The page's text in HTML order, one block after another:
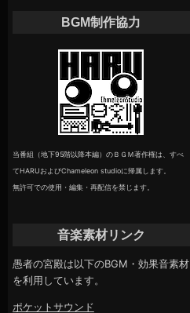
BGM制作協力
当番組（地下95階以降本編）のＢＧＭ著作権は、すべ
てHARUおよびChameleon studioに帰属します。
無許可での使用・編集・再配信を禁じます。
音楽素材リンク
愚者の宮殿は以下のBGM・効果音素材
を利用しています。
ポケットサウンド